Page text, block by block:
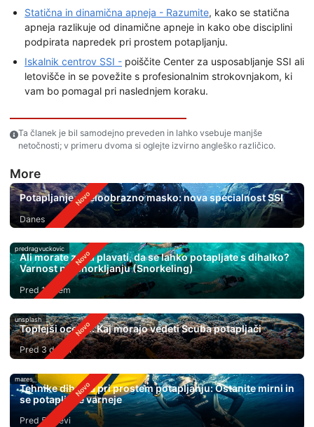
Statična in dinamična apneja - Razumite, kako se statična
apneja razlikuje od dinamične apneje in kako obe disciplini
podpirata napredek pri prostem potapljanju.
Iskalnik centrov SSI - poiščite Center za usposabljanje SSI ali
letovišče in se povežite s profesionalnim strokovnjakom, ki
vam bo pomagal pri naslednjem koraku.
Ta članek je bil samodejno preveden in lahko vsebuje manjše
netočnosti; v primeru dvoma si oglejte izvirno angleško različico.
More
Potapljanje s celoobrazno masko: nova specialnost SSI
Danes
predragvuckovic
Ali morate znati plavati, da se lahko potapljate s dihalko?
Varnost pri Snorkljanju (Snorkeling)
Pred 1 dnem
unsplash
Toplejši oceani: Kaj morajo vedeti Scuba potapljači
Pred 3 dnevi
mares
Tehnike dihanja pri prostem potapljanju: Ostanite mirni in
se potapljajte varneje
Pred 5 dnevi